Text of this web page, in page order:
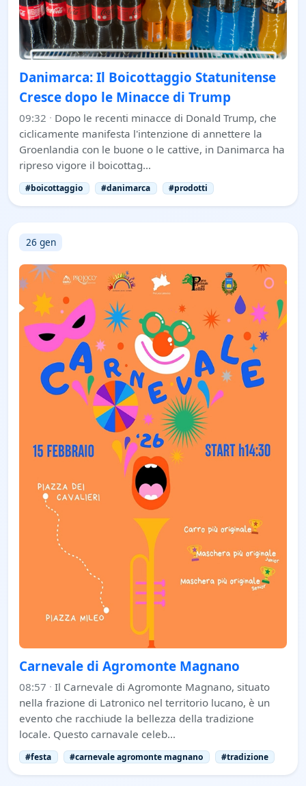
Danimarca: Il Boicottaggio Statunitense
Cresce dopo le Minacce di Trump
09:32 · Dopo le recenti minacce di Donald Trump, che
ciclicamente manifesta l'intenzione di annettere la
Groenlandia con le buone o le cattive, in Danimarca ha
ripreso vigore il boicottag…
#boicottaggio #danimarca #prodotti
26 gen
Carnevale di Agromonte Magnano
08:57 · Il Carnevale di Agromonte Magnano, situato
nella frazione di Latronico nel territorio lucano, è un
evento che racchiude la bellezza della tradizione
locale. Questo carnavale celeb…
#festa #carnevale agromonte magnano #tradizione